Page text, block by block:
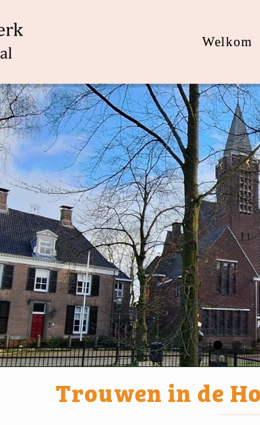
Welkom
Trouwen in de